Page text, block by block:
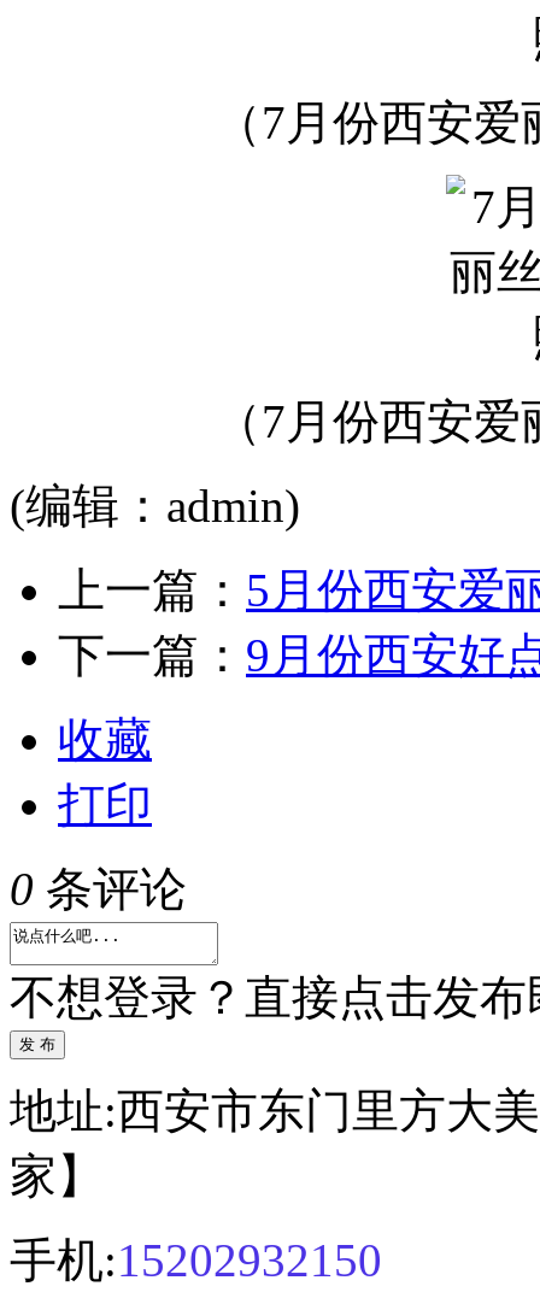
（7月份西安
（7月份西安
(编辑：admin)
上一篇： 5月份西安爱
下一篇： 9月份西安好
收藏
打印
0 条评论
不想登录？直接点击发
发 布
地址:西安市东门里方大
家】
手机:15202932150